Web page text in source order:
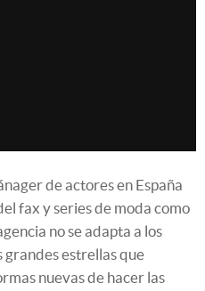
de actores en España
fax y series de moda como
no se adapta a los
grandes estrellas que
nuevas de hacer las